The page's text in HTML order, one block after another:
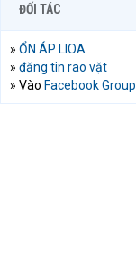
ĐỐI TÁC
» ỔN ÁP LIOA
» đăng tin rao vặt
» Vào Facebook Group